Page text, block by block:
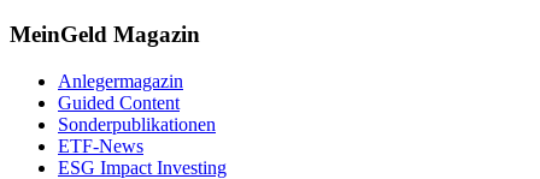
MeinGeld Magazin
Anlegermagazin
Guided Content
Sonderpublikationen
ETF-News
ESG Impact Investing